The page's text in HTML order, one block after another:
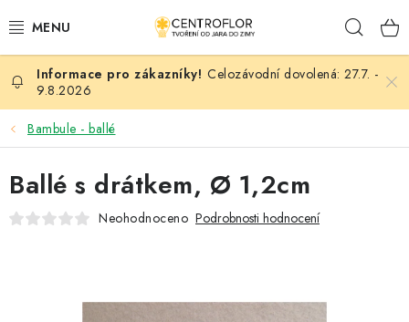
na
SEZÓNNÍ TVOŘENÍ
DŘEVĚNÉ VÝROBKY
MEDAILE
PLACKY A MAGNETKY
Celozávodní dovolená: 27.7. -
9.8.2026
Bambule - ballé
Ballé s drátkem, Ø 1,2cm
Neohodnoceno Podrobnosti hodnocení